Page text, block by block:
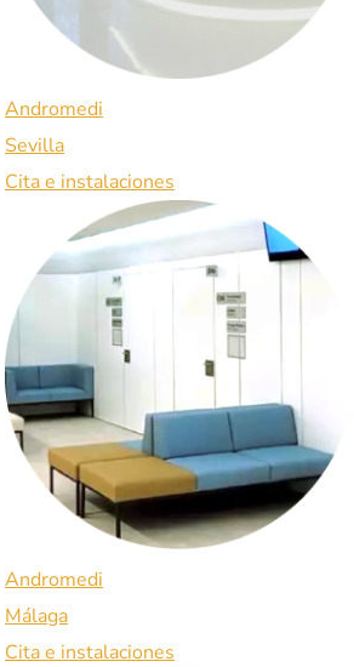
Andromedi
Sevilla
Cita e instalaciones
Andromedi
Málaga
Cita e instalaciones